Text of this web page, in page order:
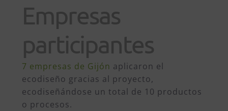
Empresas
participantes
7 empresas de Gijón aplicaron el
ecodiseño gracias al proyecto,
ecodiseñándose un total de 10 productos
o procesos.